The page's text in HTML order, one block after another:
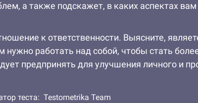
а также подскажет, в каких аспектах вам
к ответственности. Выясните,
работать над собой, чтобы стать
предпринять для улучшения личного и
теста: Testometrika Team